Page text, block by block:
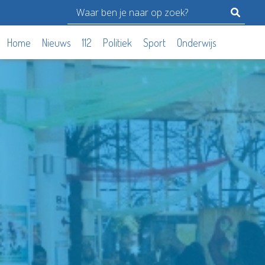
Home Nieuws 112 Politiek Sport Onderwijs